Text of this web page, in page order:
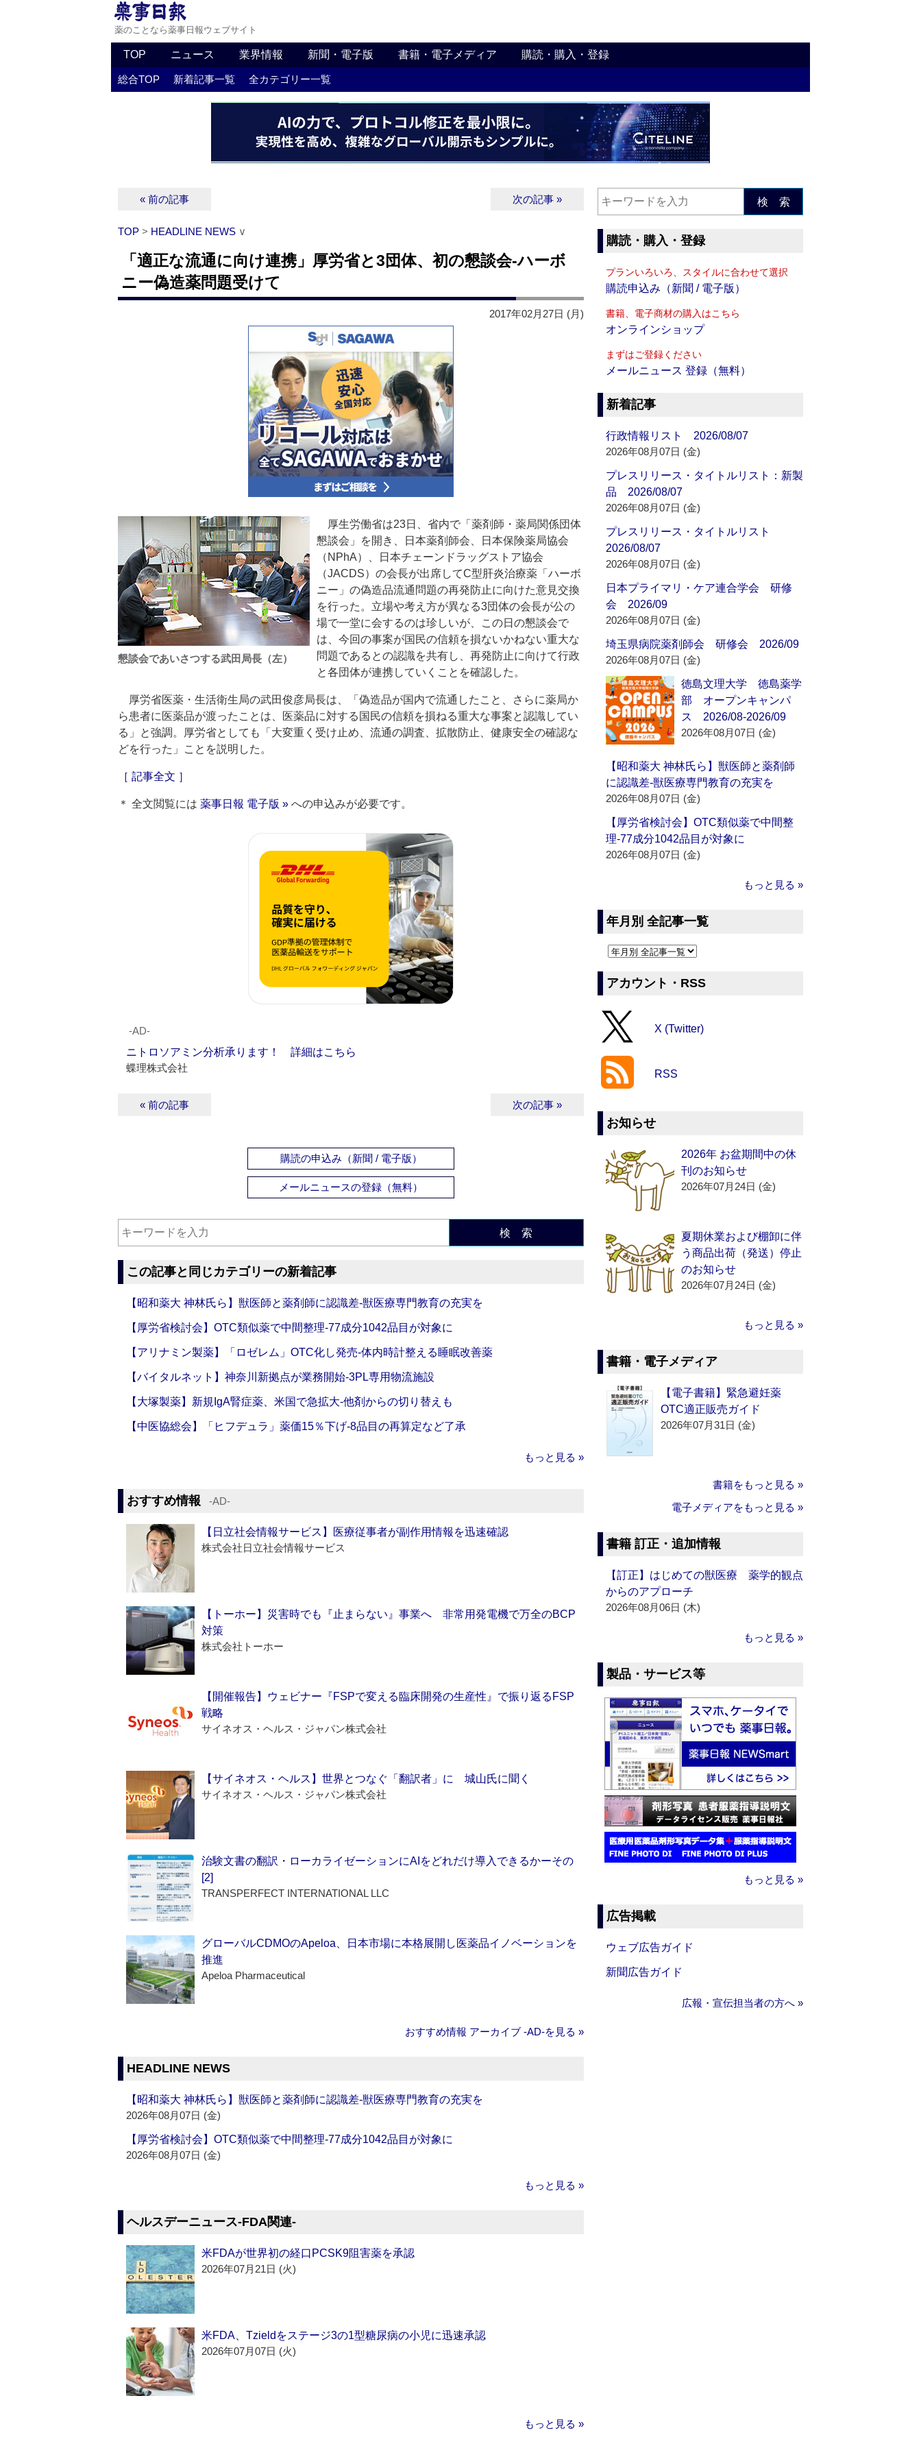
薬のことなら薬事日報ウェブサイト
TOP ニュース 業界情報 新聞・電子版 書籍・電子メディア 購読・購入・登録
総合TOP 新着記事一覧 全カテゴリー一覧
« 前の記事 次の記事 »
TOP > HEADLINE NEWS ∨
「適正な流通に向け連携」厚労省と3団体、初の懇談会‐ハーボ
ニー偽造薬問題受けて
2017年02月27日 (月)
懇談会であいさつする武田局長（左）
厚生労働省は23日、省内で「薬剤師・薬局関係団体
懇談会」を開き、日本薬剤師会、日本保険薬局協会
（NPhA）、日本チェーンドラッグストア協会
（JACDS）の会長が出席してC型肝炎治療薬「ハーボ
ニー」の偽造品流通問題の再発防止に向けた意見交換
を行った。立場や考え方が異なる3団体の会長が公の
場で一堂に会するのは珍しいが、この日の懇談会で
は、今回の事案が国民の信頼を損ないかねない重大な
問題であるとの認識を共有し、再発防止に向けて行政
と各団体が連携していくことを確認した。
厚労省医薬・生活衛生局の武田俊彦局長は、「偽造品が国内で流通したこと、さらに薬局か
ら患者に医薬品が渡ったことは、医薬品に対する国民の信頼を損ねる重大な事案と認識してい
る」と強調。厚労省としても「大変重く受け止め、流通の調査、拡散防止、健康安全の確認な
どを行った」ことを説明した。
［ 記事全文 ］
＊ 全文閲覧には 薬事日報 電子版 » への申込みが必要です。
‐AD‐
ニトロソアミン分析承ります！ 詳細はこちら
蝶理株式会社
« 前の記事 次の記事 »
購読の申込み（新聞 / 電子版）
メールニュースの登録（無料）
検 索
この記事と同じカテゴリーの新着記事
【昭和薬大 神林氏ら】獣医師と薬剤師に認識差‐獣医療専門教育の充実を
【厚労省検討会】OTC類似薬で中間整理‐77成分1042品目が対象に
【アリナミン製薬】「ロゼレム」OTC化し発売‐体内時計整える睡眠改善薬
【バイタルネット】神奈川新拠点が業務開始‐3PL専用物流施設
【大塚製薬】新規IgA腎症薬、米国で急拡大‐他剤からの切り替えも
【中医協総会】「ヒフデュラ」薬価15％下げ‐8品目の再算定など了承
もっと見る »
おすすめ情報 ‐AD‐
【日立社会情報サービス】医療従事者が副作用情報を迅速確認
株式会社日立社会情報サービス
【トーホー】災害時でも『止まらない』事業へ 非常用発電機で万全のBCP
対策
株式会社トーホー
【開催報告】ウェビナー『FSPで変える臨床開発の生産性』で振り返るFSP
戦略
サイネオス・ヘルス・ジャパン株式会社
【サイネオス・ヘルス】世界とつなぐ「翻訳者」に 城山氏に聞く
サイネオス・ヘルス・ジャパン株式会社
治験文書の翻訳・ローカライゼーションにAIをどれだけ導入できるかーその
[2]
TRANSPERFECT INTERNATIONAL LLC
グローバルCDMOのApeloa、日本市場に本格展開し医薬品イノベーションを
推進
Apeloa Pharmaceutical
おすすめ情報 アーカイブ ‐AD‐を見る »
HEADLINE NEWS
【昭和薬大 神林氏ら】獣医師と薬剤師に認識差‐獣医療専門教育の充実を
2026年08月07日 (金)
【厚労省検討会】OTC類似薬で中間整理‐77成分1042品目が対象に
2026年08月07日 (金)
もっと見る »
ヘルスデーニュース‐FDA関連‐
米FDAが世界初の経口PCSK9阻害薬を承認
2026年07月21日 (火)
米FDA、Tzieldをステージ3の1型糖尿病の小児に迅速承認
2026年07月07日 (火)
もっと見る »
検 索
購読・購入・登録
プランいろいろ、スタイルに合わせて選択
購読申込み（新聞 / 電子版）
書籍、電子商材の購入はこちら
オンラインショップ
まずはご登録ください
メールニュース 登録（無料）
新着記事
行政情報リスト 2026/08/07
2026年08月07日 (金)
プレスリリース・タイトルリスト：新製
品 2026/08/07
2026年08月07日 (金)
プレスリリース・タイトルリスト
2026/08/07
2026年08月07日 (金)
日本プライマリ・ケア連合学会 研修
会 2026/09
2026年08月07日 (金)
埼玉県病院薬剤師会 研修会 2026/09
2026年08月07日 (金)
徳島文理大学 徳島薬学
部 オープンキャンパ
ス 2026/08-2026/09
2026年08月07日 (金)
【昭和薬大 神林氏ら】獣医師と薬剤師
に認識差‐獣医療専門教育の充実を
2026年08月07日 (金)
【厚労省検討会】OTC類似薬で中間整
理‐77成分1042品目が対象に
2026年08月07日 (金)
もっと見る »
年月別 全記事一覧
アカウント・RSS
X (Twitter)
RSS
お知らせ
2026年 お盆期間中の休
刊のお知らせ
2026年07月24日 (金)
夏期休業および棚卸に伴
う商品出荷（発送）停止
のお知らせ
2026年07月24日 (金)
もっと見る »
書籍・電子メディア
【電子書籍】緊急避妊薬
OTC適正販売ガイド
2026年07月31日 (金)
書籍をもっと見る »
電子メディアをもっと見る »
書籍 訂正・追加情報
【訂正】はじめての獣医療 薬学的観点
からのアプローチ
2026年08月06日 (木)
もっと見る »
製品・サービス等
もっと見る »
広告掲載
ウェブ広告ガイド
新聞広告ガイド
広報・宣伝担当者の方へ »